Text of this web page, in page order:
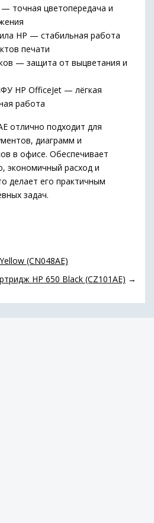
точная цветопередача и
HP — стабильная работа
печати
— защита от выцветания и
HP OfficeJet — лёгкая
работа
отлично подходит для
диаграмм и
в офисе. Обеспечивает
экономичный расход и
делает его практичным
задач.
(CN048AE)
HP 650 Black (CZ101AE) →